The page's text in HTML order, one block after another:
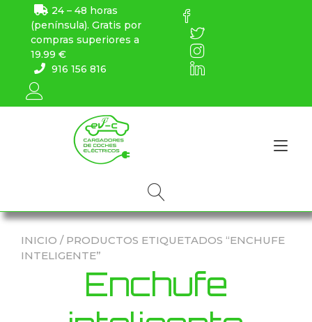
24 – 48 horas
(península). Gratis por
compras superiores a
19.99 €
916 156 816
INICIO / PRODUCTOS ETIQUETADOS “ENCHUFE
INTELIGENTE”
Enchufe